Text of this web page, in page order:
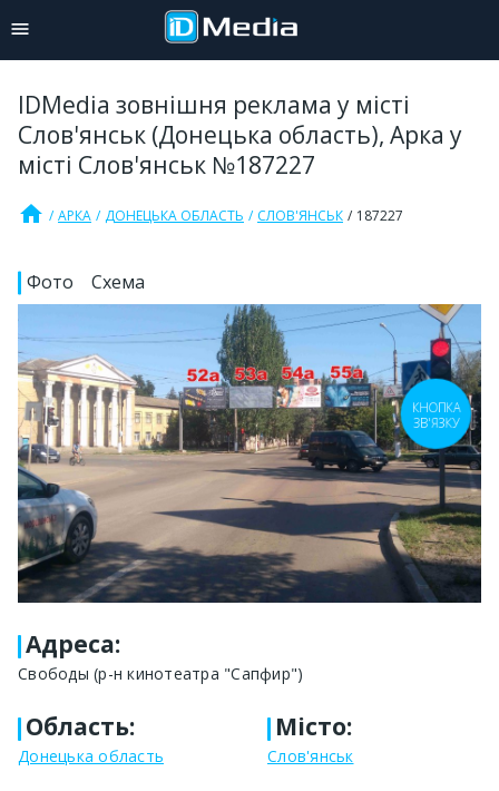
IDMedia зовнішня реклама у місті
Слов'янськ (Донецька область), Арка у
місті Слов'янськ №187227
home АРКА ДОНЕЦЬКА ОБЛАСТЬ СЛОВ'ЯНСЬК 187227
Фото Схема
Адреса:
Свободы (р-н кинотеатра "Сапфир")
Область:
Донецька область
Місто:
Слов'янськ
КНОПКА
ЗВ'ЯЗКУ